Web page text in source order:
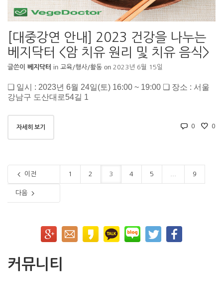
[대중강연 안내] 2023 건강을 나누는
베지닥터 <암 치유 원리 및 치유 음식>
글쓴이 베지닥터 in 교육/행사/활동 on 2023년 6월 15일
❏ 일시 : 2023년 6월 24일(토) 16:00 ~ 19:00 ❏ 장소 : 서울
강남구 도산대로54길 1
자세히 보기 0 0
이전 1 2 3 4 5 9
다음
커뮤니티